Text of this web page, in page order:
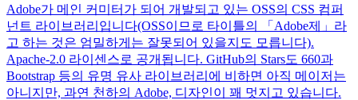
Adobe가 메인 커미터가 되어 개발되고 있는 OSS의 CSS 컴퍼
넌트 라이브러리입니다(OSS이므로 타이틀의 「Adobe제」라
고 하는 것은 엄밀하게는 잘못되어 있을지도 모릅니다).
Apache-2.0 라이센스로 공개됩니다. GitHub의 Stars도 660과
Bootstrap 등의 유명 유사 라이브러리에 비하면 아직 메이저는
아니지만, 과연 천하의 Adobe, 디자인이 꽤 멋지고 있습니다.